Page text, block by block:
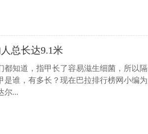
总长达9.1米
都知道，指甲长了容易滋生细菌，所以
是谁，有多长？现在巴拉排行榜网小编
尔...